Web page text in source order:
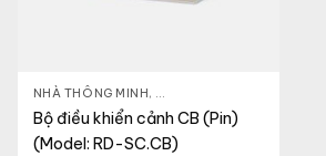
NHÀ THÔNG MINH, ĐÈN THÔNG MINH
Bộ điều khiển cảnh CB (Pin)
(Model: RD-SC.CB)